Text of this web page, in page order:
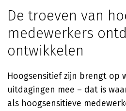
De troeven van
medewerkers
ontwikkelen
Hoogsensitief zijn brengt op
uitdagingen mee – dat is
als hoogsensitieve